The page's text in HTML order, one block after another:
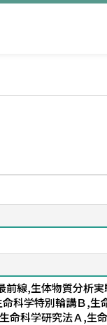
線,生体物質分析
学特別輪講Ｂ,生
命科学研究法Ａ,生